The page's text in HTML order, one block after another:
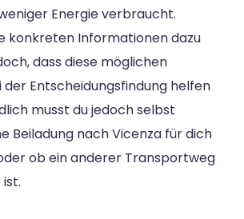
Energie verbraucht.
konkreten Informationen dazu
dass diese möglichen
der Entscheidungsfindung helfen
musst du jedoch selbst
Beiladung nach Vicenza für dich
ob ein anderer Transportweg